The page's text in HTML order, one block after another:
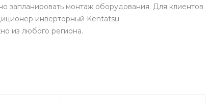
запланировать монтаж оборудования. Для клиентов
инверторный Kentatsu
из любого региона.